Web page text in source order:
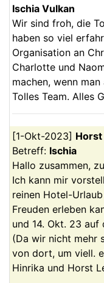
Ischia Vulkan
Wir sind froh, die
haben so viel
Organisation an
Charlotte und
machen, wenn
Tolles Team. Alles
[1-Okt-2023] Horst
Betreff: Ischia
Hallo zusammen,
Ich kann mir
reinen Hotel-
Freuden erleben
und 14. Okt. 23 auf
(Da wir nicht mehr
von dort, um viell.
Hinrika und Horst